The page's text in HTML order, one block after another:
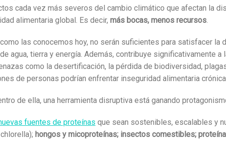
cada vez más severos del cambio climático que afectan la
alimentaria global. Es decir, más bocas, menos recursos.
las conocemos hoy, no serán suficientes para satisfacer la
agua, tierra y energía. Además, contribuye significativamente
como la desertificación, la pérdida de biodiversidad,
de personas podrían enfrentar inseguridad alimentaria
de ella, una herramienta disruptiva está ganando
fuentes de proteínas que sean sostenibles, escalables y
hongos y micoproteínas; insectos comestibles;